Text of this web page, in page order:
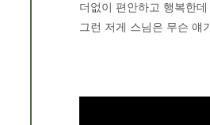
더없이 편안하고 행복한데
그런 저게 스님은 무슨 얘